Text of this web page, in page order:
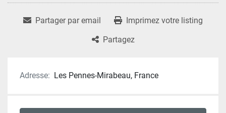
Partager par email
Imprimez votre listing
Partagez
Adresse: Les Pennes-Mirabeau, France